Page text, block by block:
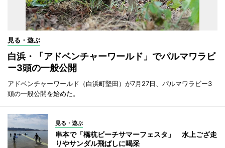
見る・遊ぶ
白浜・「アドベンチャーワールド」でパルマワラビ
ー3頭の一般公開
アドベンチャーワールド（白浜町堅田）が7月27日、パルマワラビー3
頭の一般公開を始めた。
見る・遊ぶ
串本で「橋杭ビーチサマーフェスタ」 水上ござ走
りやサンダル飛ばしに喝采